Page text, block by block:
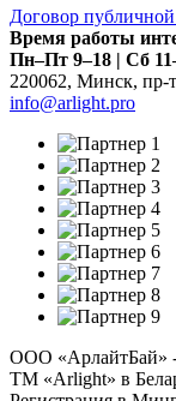
Договор
Время работы
Пн–Пт 9–18 | Сб
220062, Минск, пр-
info@arlight.pro
ООО «АрлайтБай»
ТМ «Arlight» в